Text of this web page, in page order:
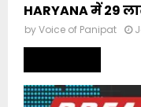
HARYANA में 29
byVoice of Panipat